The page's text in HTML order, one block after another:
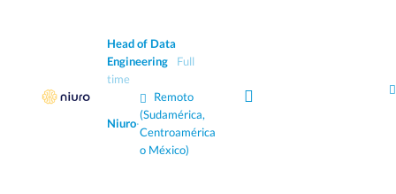
Head of Data
Engineering
Full
time
Niuro·
Remoto
(Sudamérica,
Centroamérica
o México)